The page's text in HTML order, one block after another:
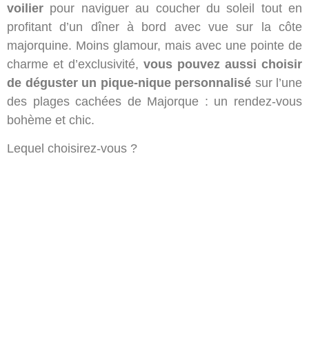
voilier pour naviguer au coucher du soleil tout en
profitant d’un dîner à bord avec vue sur la côte
majorquine. Moins glamour, mais avec une pointe de
charme et d’exclusivité, vous pouvez aussi choisir
de déguster un pique-nique personnalisé sur l’une
des plages cachées de Majorque : un rendez-vous
bohème et chic.
Lequel choisirez-vous ?